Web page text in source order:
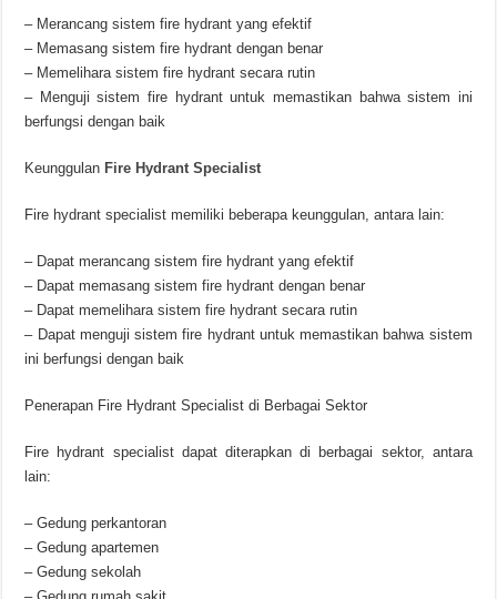
– Merancang sistem fire hydrant yang efektif
– Memasang sistem fire hydrant dengan benar
– Memelihara sistem fire hydrant secara rutin
– Menguji sistem fire hydrant untuk memastikan bahwa sistem ini
berfungsi dengan baik
Keunggulan Fire Hydrant Specialist
Fire hydrant specialist memiliki beberapa keunggulan, antara lain:
– Dapat merancang sistem fire hydrant yang efektif
– Dapat memasang sistem fire hydrant dengan benar
– Dapat memelihara sistem fire hydrant secara rutin
– Dapat menguji sistem fire hydrant untuk memastikan bahwa sistem
ini berfungsi dengan baik
Penerapan Fire Hydrant Specialist di Berbagai Sektor
Fire hydrant specialist dapat diterapkan di berbagai sektor, antara
lain:
– Gedung perkantoran
– Gedung apartemen
– Gedung sekolah